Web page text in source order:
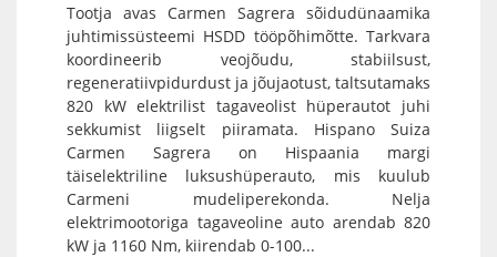
Tootja avas Carmen Sagrera sõidudünaamika
juhtimissüsteemi HSDD tööpõhimõtte. Tarkvara
koordineerib veojõudu, stabiilsust,
regeneratiivpidurdust ja jõujaotust, taltsutamaks
820 kW elektrilist tagaveolist hüperautot juhi
sekkumist liigselt piiramata. Hispano Suiza
Carmen Sagrera on Hispaania margi
täiselektriline luksushüperauto, mis kuulub
Carmeni mudeliperekonda. Nelja
elektrimootoriga tagaveoline auto arendab 820
kW ja 1160 Nm, kiirendab 0-100...